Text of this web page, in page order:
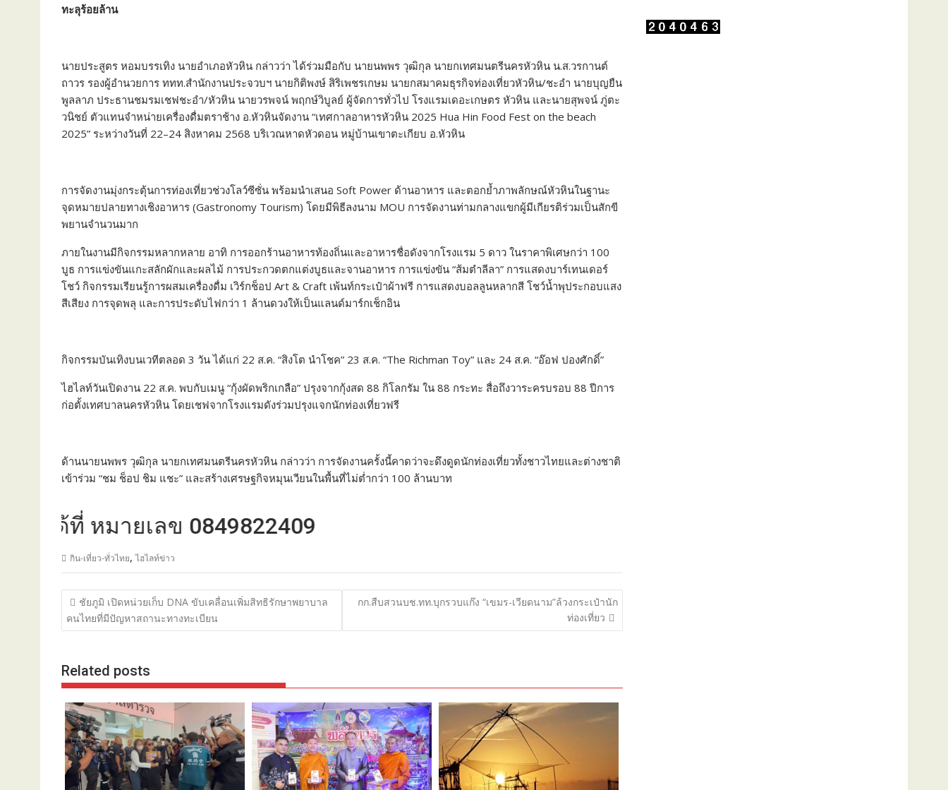
ทะลุร้อยล้าน
นายประสูตร หอมบรรเทิง นายอำเภอหัวหิน กล่าวว่า ได้ร่วมมือกับ นายนพพร วุฒิกุล นายกเทศมนตรีนครหัวหิน น.ส.วรกานต์
ถาวร รองผู้อำนวยการ ททท.สำนักงานประจวบฯ นายกิติพงษ์ สิริเพชรเกษม นายกสมาคมธุรกิจท่องเที่ยวหัวหิน/ชะอำ นายบุญยืน
พูลลาภ ประธานชมรมเชฟชะอำ/หัวหิน นายวรพจน์ พฤกษ์วิบูลย์ ผู้จัดการทั่วไป โรงแรมเดอะเกษตร หัวหิน และนายสุพจน์ ภู่ตะ
วนิชย์ ตัวแทนจำหน่ายเครื่องดื่มตราช้าง อ.หัวหินจัดงาน “เทศกาลอาหารหัวหิน 2025 Hua Hin Food Fest on the beach
2025” ระหว่างวันที่ 22–24 สิงหาคม 2568 บริเวณหาดหัวดอน หมู่บ้านเขาตะเกียบ อ.หัวหิน
การจัดงานมุ่งกระตุ้นการท่องเที่ยวช่วงโลว์ซีซั่น พร้อมนำเสนอ Soft Power ด้านอาหาร และตอกย้ำภาพลักษณ์หัวหินในฐานะ
จุดหมายปลายทางเชิงอาหาร (Gastronomy Tourism) โดยมีพิธีลงนาม MOU การจัดงานท่ามกลางแขกผู้มีเกียรติร่วมเป็นสักขี
พยานจำนวนมาก
ภายในงานมีกิจกรรมหลากหลาย อาทิ การออกร้านอาหารท้องถิ่นและอาหารชื่อดังจากโรงแรม 5 ดาว ในราคาพิเศษกว่า 100
บูธ การแข่งขันแกะสลักผักและผลไม้ การประกวดตกแต่งบูธและจานอาหาร การแข่งขัน “ส้มตำลีลา” การแสดงบาร์เทนเดอร์
โชว์ กิจกรรมเรียนรู้การผสมเครื่องดื่ม เวิร์กช็อป Art & Craft เพ้นท์กระเป๋าผ้าฟรี การแสดงบอลลูนหลากสี โชว์น้ำพุประกอบแสง
สีเสียง การจุดพลุ และการประดับไฟกว่า 1 ล้านดวงให้เป็นแลนด์มาร์กเช็กอิน
กิจกรรมบันเทิงบนเวทีตลอด 3 วัน ได้แก่ 22 ส.ค. “สิงโต นำโชค” 23 ส.ค. “The Richman Toy” และ 24 ส.ค. “อ๊อฟ ปองศักดิ์”
ไฮไลท์วันเปิดงาน 22 ส.ค. พบกับเมนู “กุ้งผัดพริกเกลือ” ปรุงจากกุ้งสด 88 กิโลกรัม ใน 88 กระทะ สื่อถึงวาระครบรอบ 88 ปีการ
ก่อตั้งเทศบาลนครหัวหิน โดยเชฟจากโรงแรมดังร่วมปรุงแจกนักท่องเที่ยวฟรี
ด้านนายนพพร วุฒิกุล นายกเทศมนตรีนครหัวหิน กล่าวว่า การจัดงานครั้งนี้คาดว่าจะดึงดูดนักท่องเที่ยวทั้งชาวไทยและต่างชาติ
เข้าร่วม “ชม ช็อป ชิม แชะ” และสร้างเศรษฐกิจหมุนเวียนในพื้นที่ไม่ต่ำกว่า 100 ล้านบาท
หมายเลข 0849822409
กิน-เที่ยว-ทั่วไทย,ไฮไลท์ข่าว
แนะแนว
เรื่อง
ชัยภูมิ เปิดหน่วยเก็บ DNA ขับเคลื่อนเพิ่มสิทธิรักษาพยาบาล
คนไทยที่มีปัญหาสถานะทางทะเบียน
กก.สืบสวนบช.ทท.บุกรวบแก๊ง “เขมร-เวียดนาม”ล้วงกระเป๋านัก
ท่องเที่ยว
Related posts